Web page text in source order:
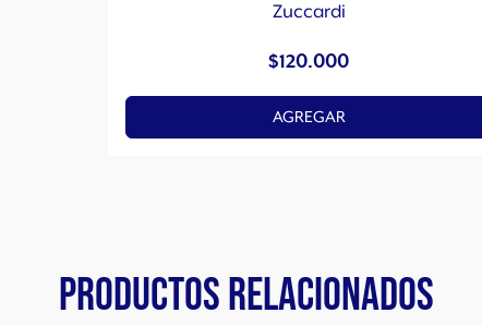
Zuccardi
$120.000
AGREGAR
PRODUCTOS RELACIONADOS